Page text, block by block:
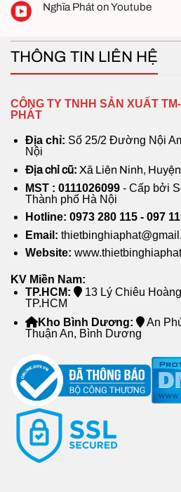
Nghĩa Phát on Youtube
THÔNG TIN LIÊN HỆ
CÔNG TY TNHH SẢN XUẤT
PHÁT
Địa chỉ: Số 25/2 Đường Nội
Nội
Địa chỉ cũ: Xã Liên Ninh,
MST : 0111026099 - Cấp bởi
Thành phố Hà Nội
Hotline: 0973 280 115 - 097
Email:
Website:
KV Miền Nam:
TP.HCM:
13 Lý Chiêu
TP.HCM
Kho Bình Dương:
An
Thuận An, Bình Dương